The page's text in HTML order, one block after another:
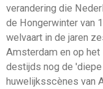
verandering die
de Hongerwinter van
welvaart in de jaren
Amsterdam en op
destijds nog de
huwelijksscènes van